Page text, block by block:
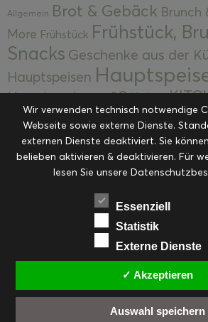
Allgemein Brot & Gebäck Brunch
More Frühstück Frühstück,
Snacks Geschenke aus der
Hauptspeisen
Hauptspeisen süßKekse
Kuchen, Torten &
Desserts Kulinarik Kulinarische
Eingemachtes Ohne Kategorie
RezepteSaisonalSlider
Suppen, Salate &
Vorspeisen, Salate &
Weihnachten Workshops & Events
Wir verwenden technisch notwendige
Webseite sowie externe Dienste.
externen Dienste deaktiviert. Sie
belieben aktivieren & deaktivieren. Für
lesen Sie unsere
Essenziell
Statistik
Externe Dienste
✓ Akzeptieren
Auswahl speichern